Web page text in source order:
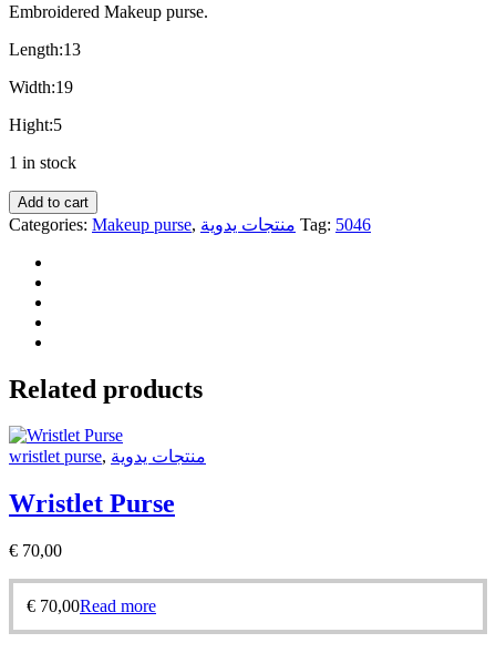
Embroidered Makeup purse.
Length:13
Width:19
Hight:5
1 in stock
Add to cart
Categories: Makeup purse, منتجات يدوية Tag: 5046
Related products
wristlet purse, منتجات يدوية
Wristlet Purse
€ 70,00
€ 70,00Read more